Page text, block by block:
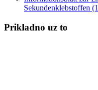
Sekundenklebstoffen
Prikladno uz to